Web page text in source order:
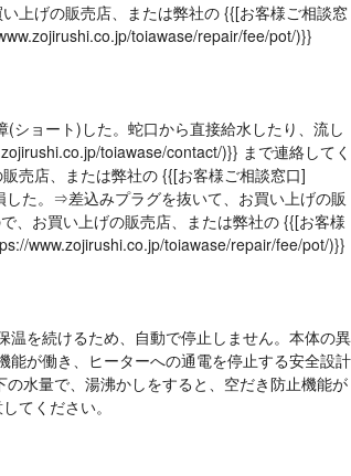
上げの販売店、または弊社の {{[お客様ご相談窓
toiawase/repair/fee/pot/)}}
ョート)した。蛇口から直接給水したり、流し
toiawase/contact/)}} まで連絡してく
売店、または弊社の {{[お客様ご相談窓口]
た。⇒差込みプラグを抜いて、お買い上げの販
、お買い上げの販売店、または弊社の {{[お客様
www.zojirushi.co.jp/toiawase/repair/fee/pot/)}}
を続けるため、自動で停止しません。本体の異
が働き、ヒーターへの通電を停止する安全設計
水量で、湯沸かしをすると、空だき防止機能が
てください。